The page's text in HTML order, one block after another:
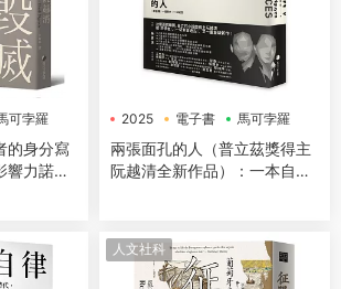
可孛羅
的身分寫
響力諾頓
2025 電子書 馬可孛羅
兩張面孔的人（普立茲獎得主
阮越清全新作品）：一本自
人文社科